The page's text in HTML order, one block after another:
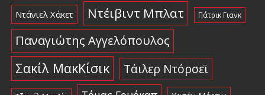
Ντάνιελ Χάκετ Ντέιβιντ Μπλατ Πάτρικ Γιανκ
Παναγιώτης Αγγελόπουλος
Σακίλ ΜακΚίσικ Τάιλερ Ντόρσεϊ